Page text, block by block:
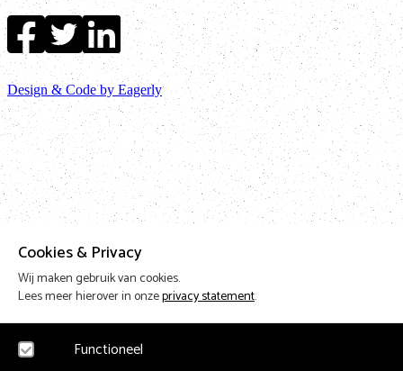
Cookies & Privacy
Wij maken gebruik van cookies.
Lees meer hierover in onzeprivacy statement.
Functioneel
Design & Code by Eagerly